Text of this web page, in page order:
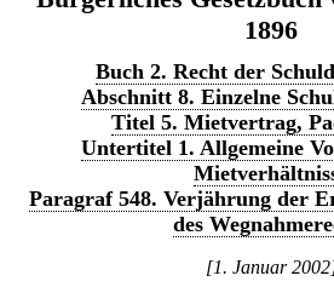
1896
Buch 2. Recht der
Abschnitt 8. Einzelne
Titel 5. Mietvertrag,
Untertitel 1. Allgemeine
Paragraf 548. Verjährung der
des
[1. Januar